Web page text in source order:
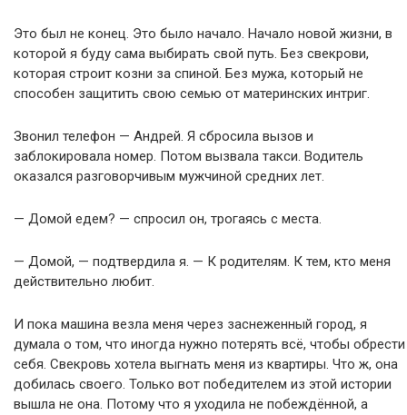
Это был не конец. Это было начало. Начало новой жизни, в
которой я буду сама выбирать свой путь. Без свекрови,
которая строит козни за спиной. Без мужа, который не
способен защитить свою семью от материнских интриг.
Звонил телефон — Андрей. Я сбросила вызов и
заблокировала номер. Потом вызвала такси. Водитель
оказался разговорчивым мужчиной средних лет.
— Домой едем? — спросил он, трогаясь с места.
— Домой, — подтвердила я. — К родителям. К тем, кто меня
действительно любит.
И пока машина везла меня через заснеженный город, я
думала о том, что иногда нужно потерять всё, чтобы обрести
себя. Свекровь хотела выгнать меня из квартиры. Что ж, она
добилась своего. Только вот победителем из этой истории
вышла не она. Потому что я уходила не побеждённой, а